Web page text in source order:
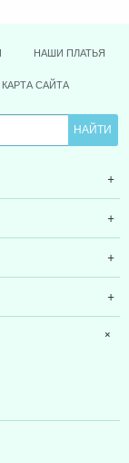
НАШИ ПЛАТЬЯ
КАРТА САЙТА